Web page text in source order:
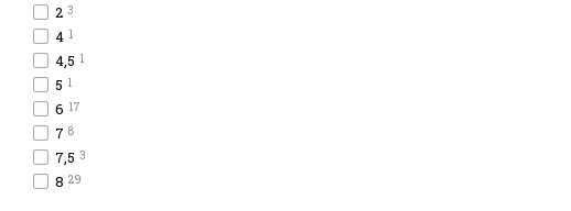
2 3
4 1
4,5 1
5 1
6 17
7 8
7,5 3
8 29